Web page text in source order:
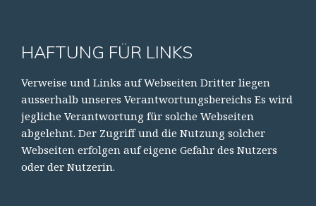
HAFTUNG FÜR LINKS
Verweise und Links auf Webseiten Dritter liegen
ausserhalb unseres Verantwortungsbereichs Es wird
jegliche Verantwortung für solche Webseiten
abgelehnt. Der Zugriff und die Nutzung solcher
Webseiten erfolgen auf eigene Gefahr des Nutzers
oder der Nutzerin.